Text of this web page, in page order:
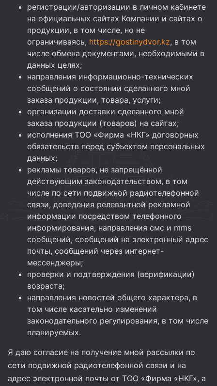
регистрации/авторизации в личном кабинете
на официальных сайтах Компании и сайтах о
продукции, в том числе, но не
ограничиваясь, https://gostinydvor.kz, в том
числе обмена документами, необходимыми в
данных целях;
направления информационно-технических
сообщений о состоянии сделанного мной
заказа продукции, товара, услуги;
организации доставки сделанного мной
заказа продукции (товаров) на сайтах;
исполнения ТОО «Фирма «НКГ» договорных
обязательств перед субъектом персональных
данных;
рекламы товаров, не запрещённой
действующим законодательством, в том
числе по сети подвижной радиотелефонной
связи, доведения релевантной рекламной
информации посредством телефонного
информирования, направления смс и mms
сообщений, сообщений на электронный адрес
почты, сообщений через интернет-
мессенджеры;
проверки и подтверждения (верификации)
возраста;
направления новостей общего характера, в
том числе касательно изменений
законодательного регулирования, в том числе
планируемых.
Я даю согласие на получение мной рассылки по
сети подвижной радиотелефонной связи и на
адрес электронной почты от ТОО «Фирма «НКГ», а